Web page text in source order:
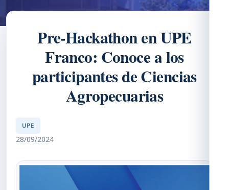
Pre-Hackathon en UPE
Franco: Conoce a los
participantes de Ciencias
Agropecuarias
UPE
28/09/2024